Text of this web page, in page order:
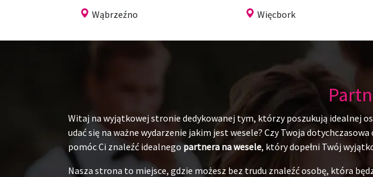
Wąbrzeźno Więcbork
Witaj na wyjątkowej stronie dedykowanej tym, którzy poszukują idealnej
udać się na ważne wydarzenie jakim jest wesele? Czy Twoja
pomóc Ci znaleźć idealnegopartnera na wesele, który dopełni Twój
Nasza strona to miejsce, gdzie możesz bez trudu znaleźć osobę, która